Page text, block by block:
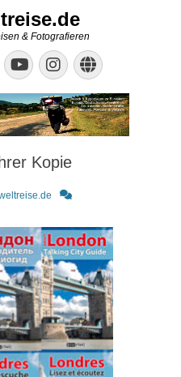
& Fotografieren
YouTube
Instagram
Website
Kopie